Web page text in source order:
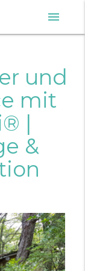
menu
und
mit
|
&